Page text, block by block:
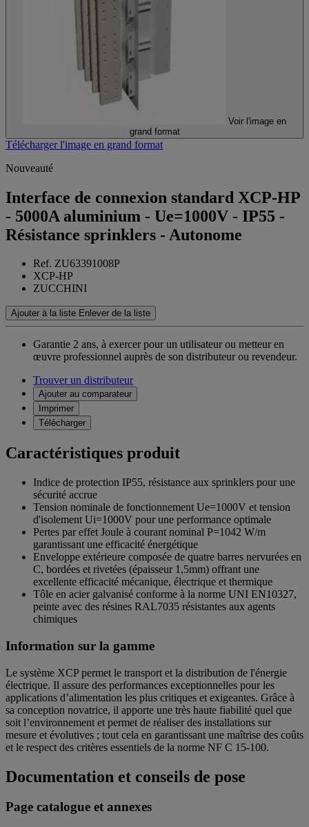
Voir l'image en
grand format
Télécharger l'image en grand format
Nouveauté
Interface de connexion standard XCP-HP
- 5000A aluminium - Ue=1000V - IP55 -
Résistance sprinklers - Autonome
Ref. ZU63391008P
XCP-HP
ZUCCHINI
Ajouter à la liste Enlever de la liste
Garantie 2 ans, à exercer pour un utilisateur ou metteur en
œuvre professionnel auprès de son distributeur ou revendeur.
Trouver un distributeur
Ajouter au comparateur
Imprimer
Télécharger
Caractéristiques produit
Indice de protection IP55, résistance aux sprinklers pour une
sécurité accrue
Tension nominale de fonctionnement Ue=1000V et tension
d'isolement Ui=1000V pour une performance optimale
Pertes par effet Joule à courant nominal P=1042 W/m
garantissant une efficacité énergétique
Enveloppe extérieure composée de quatre barres nervurées en
C, bordées et rivetées (épaisseur 1,5mm) offrant une
excellente efficacité mécanique, électrique et thermique
Tôle en acier galvanisé conforme à la norme UNI EN10327,
peinte avec des résines RAL7035 résistantes aux agents
chimiques
Information sur la gamme
Le système XCP permet le transport et la distribution de l'énergie
électrique. Il assure des performances exceptionnelles pour les
applications d’alimentation les plus critiques et exigeantes. Grâce à
sa conception novatrice, il apporte une très haute fiabilité quel que
soit l’environnement et permet de réaliser des installations sur
mesure et évolutives ; tout cela en garantissant une maîtrise des coûts
et le respect des critères essentiels de la norme NF C 15-100.
Documentation et conseils de pose
Page catalogue et annexes